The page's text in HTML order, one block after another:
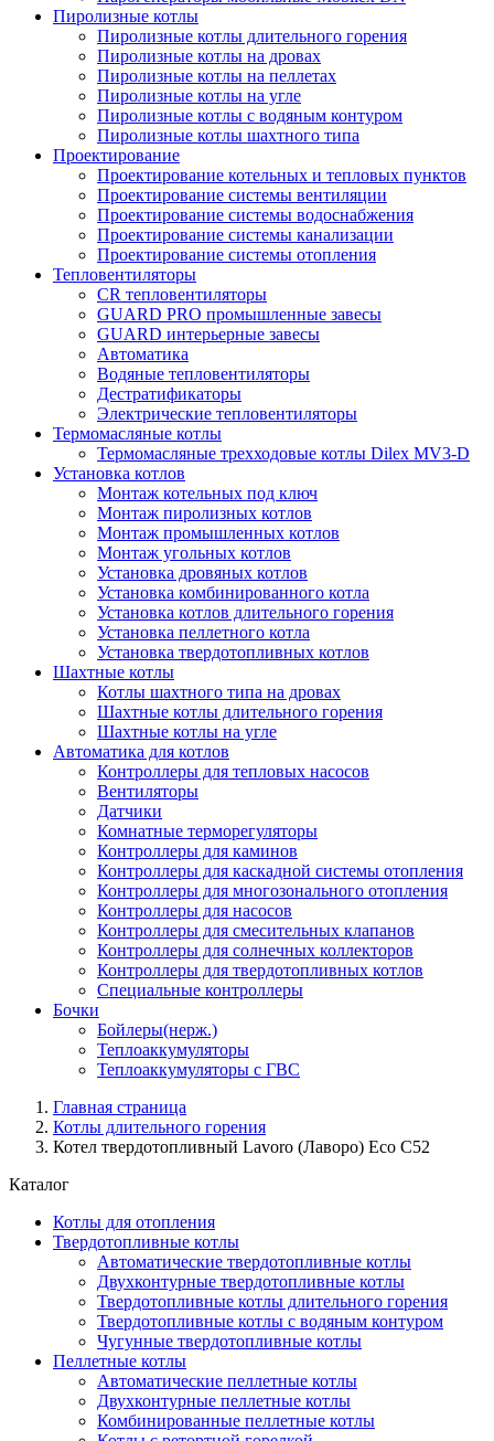
Пиролизные котлы
Пиролизные котлы длительного горения
Пиролизные котлы на дровах
Пиролизные котлы на пеллетах
Пиролизные котлы на угле
Пиролизные котлы с водяным контуром
Пиролизные котлы шахтного типа
Проектирование
Проектирование котельных и тепловых пунктов
Проектирование системы вентиляции
Проектирование системы водоснабжения
Проектирование системы канализации
Проектирование системы отопления
Тепловентиляторы
CR тепловентиляторы
GUARD PRO промышленные завесы
GUARD интерьерные завесы
Автоматика
Водяные тепловентиляторы
Дестратификаторы
Электрические тепловентиляторы
Термомасляные котлы
Термомасляные трехходовые котлы Dilex MV3-D
Установка котлов
Монтаж котельных под ключ
Монтаж пиролизных котлов
Монтаж промышленных котлов
Монтаж угольных котлов
Установка дровяных котлов
Установка комбинированного котла
Установка котлов длительного горения
Установка пеллетного котла
Установка твердотопливных котлов
Шахтные котлы
Котлы шахтного типа на дровах
Шахтные котлы длительного горения
Шахтные котлы на угле
Автоматика для котлов
Контроллеры для тепловых насосов
Вентиляторы
Датчики
Комнатные терморегуляторы
Контроллеры для каминов
Контроллеры для каскадной системы отопления
Контроллеры для многозонального отопления
Контроллеры для насосов
Контроллеры для смесительных клапанов
Контроллеры для солнечных коллекторов
Контроллеры для твердотопливных котлов
Специальные контроллеры
Бочки
Бойлеры(нерж.)
Теплоаккумуляторы
Теплоаккумуляторы с ГВС
Главная страница
Котлы длительного горения
Котел твердотопливный Lavoro (Лаворо) Eco С52
Каталог
Котлы для отопления
Твердотопливные котлы
Автоматические твердотопливные котлы
Двухконтурные твердотопливные котлы
Твердотопливные котлы длительного горения
Твердотопливные котлы с водяным контуром
Чугунные твердотопливные котлы
Пеллетные котлы
Автоматические пеллетные котлы
Двухконтурные пеллетные котлы
Комбинированные пеллетные котлы